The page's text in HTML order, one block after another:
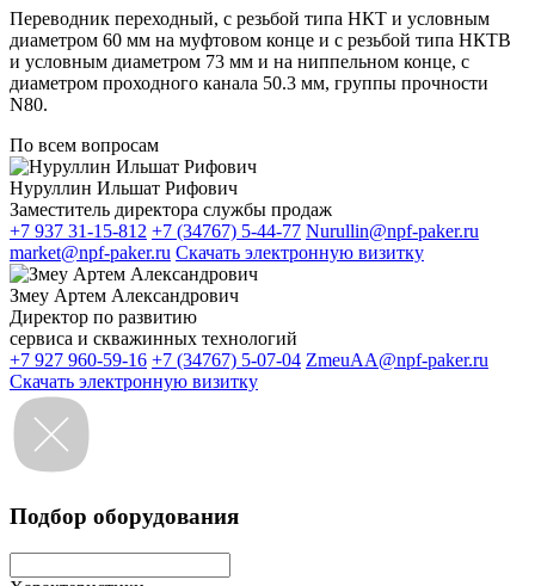
Переводник переходный, с резьбой типа НКТ и условным
диаметром 60 мм на муфтовом конце и с резьбой типа НКТВ
и условным диаметром 73 мм и на ниппельном конце, с
диаметром проходного канала 50.3 мм, группы прочности
N80.
По всем вопросам
Нуруллин Ильшат Рифович
Заместитель директора службы продаж
+7 937 31-15-812 +7 (34767) 5-44-77 Nurullin@npf-paker.ru
market@npf-paker.ru Скачать электронную визитку
Змеу Артем Александрович
Директор по развитию
сервиса и скважинных технологий
+7 927 960-59-16 +7 (34767) 5-07-04 ZmeuAA@npf-paker.ru
Скачать электронную визитку
Подбор оборудования